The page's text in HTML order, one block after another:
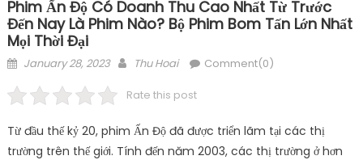
Phim Ấn Độ Có Doanh Thu Cao Nhất Từ ​​trước
Đến Nay Là Phim Nào? Bộ Phim Bom Tấn Lớn Nhất
Mọi Thời Đại
Posted
January 28, 2023 Author
Thu Hoai Comment(0)
Rate this post
Từ đầu thế kỷ 20, phim Ấn Độ đã được triển lãm tại các thị
trường trên thế giới. Tính đến năm 2003, các thị trường ở hơn